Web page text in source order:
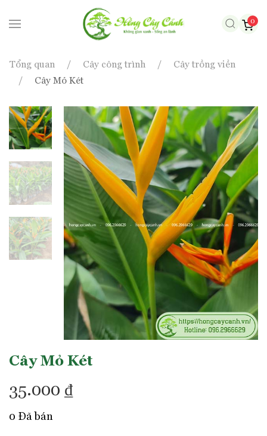
Skip to main content
0
Tổng quan Cây công trình
Cây trồng viền
Cây Mỏ Két
Cây Mỏ Két
35.000 ₫
0 Đã bán